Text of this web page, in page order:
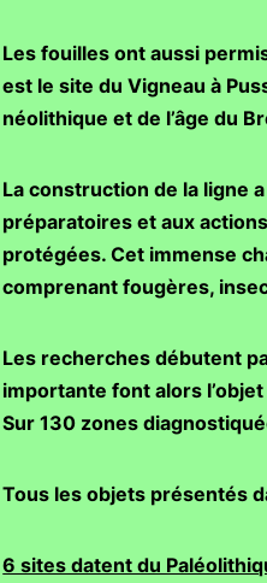
Les fouilles ont aussi
est le site du Vigneau à
néolithique et de l’âge du
La construction de la ligne
préparatoires et aux
protégées. Cet immense
comprenant fougères,
Les recherches débutent
importante font alors
Sur 130 zones
Tous les objets présentés
6 sites datent du